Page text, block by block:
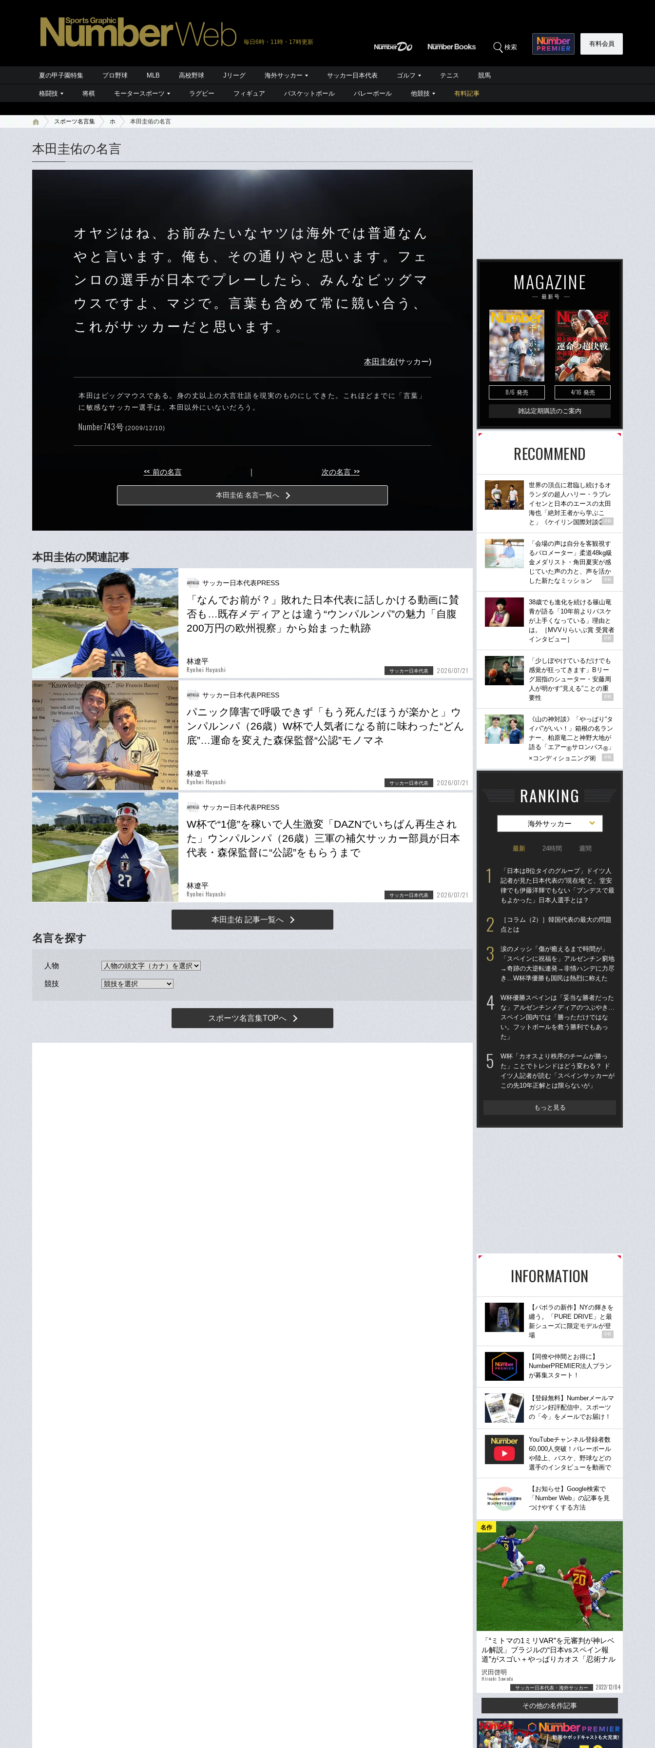
毎日6時・11時・17時更新
検索 有料会員
夏の甲子園特集 プロ野球 MLB 高校野球 Jリーグ 海外サッカー サッカー日本代表 ゴルフ テニス 競馬
格闘技 将棋 モータースポーツ ラグビー フィギュア バスケットボール バレーボール 他競技 有料記事
スポーツ名言集 ホ 本田圭佑の名言
本田圭佑の名言
オヤジはね、お前みたいなヤツは海外では普通なん
やと言います。俺も、その通りやと思います。フェ
ンロの選手が日本でプレーしたら、みんなビッグマ
ウスですよ、マジで。言葉も含めて常に競い合う、
これがサッカーだと思います。
本田圭佑(サッカー)
本田はビッグマウスである。身の丈以上の大言壮語を現実のものにしてきた。これほどまでに「言葉」
に敏感なサッカー選手は、本田以外にいないだろう。
Number743号 (2009/12/10)
<< 前の名言 次の名言>>
本田圭佑 名言一覧へ
本田圭佑の関連記事
サッカー日本代表PRESS
「なんでお前が？」敗れた日本代表に話しかける動画に賛
否も…既存メディアとは違う“ウンパルンパ”の魅力「自腹
200万円の欧州視察」から始まった軌跡
林遼平
Ryohei Hayashi サッカー日本代表 2026/07/21
サッカー日本代表PRESS
パニック障害で呼吸できず「もう死んだほうが楽かと」ウ
ンパルンパ（26歳）W杯で人気者になる前に味わった“どん
底”…運命を変えた森保監督“公認”モノマネ
林遼平
Ryohei Hayashi サッカー日本代表 2026/07/21
サッカー日本代表PRESS
W杯で“1億”を稼いで人生激変「DAZNでいちばん再生され
た」ウンパルンパ（26歳）三軍の補欠サッカー部員が日本
代表・森保監督に“公認”をもらうまで
林遼平
Ryohei Hayashi サッカー日本代表 2026/07/21
本田圭佑 記事一覧へ
名言を探す
人物
競技
スポーツ名言集TOPへ
MAGAZINE
最新号
8/6 発売 4/16 発売
雑誌定期購読のご案内
RECOMMEND
世界の頂点に君臨し続けるオ
ランダの超人ハリー・ラブレ
イセンと日本のエースの太田
海也「絶対王者から学ぶこ
と」《ケイリン国際対談②》
PR
「会場の声は自分を客観視す
るバロメーター」柔道48kg級
金メダリスト・角田夏実が感
じていた声の力と、声を活か
した新たなミッション
PR
38歳でも進化を続ける篠山竜
青が語る「10年前よりバスケ
が上手くなっている」理由と
は。［MVVりらいぶ賞 受賞者
インタビュー］
PR
「少しぼやけているだけでも
感覚が狂ってきます」Bリー
グ屈指のシューター・安藤周
人が明かす“見える”ことの重
要性
PR
《山の神対談》「やっぱり“タ
イパ”がいい！」箱根の名ラン
ナー、柏原竜二と神野大地が
語る「エアー®サロンパス® 」
×コンディショニング術
PR
RANKING
海外サッカー
最新 24時間 週間
「日本は8位タイのグループ」ドイツ人
記者が見た日本代表の“現在地”と、堂安
律でも伊藤洋輝でもない「ブンデスで最
もよかった」日本人選手とは？
［コラム（2）］韓国代表の最大の問題
点とは
涙のメッシ「傷が癒えるまで時間が」
「スペインに祝福を」アルゼンチン窮地
→奇跡の大逆転連発→非情ハンデに力尽
き…W杯準優勝も国民は熱烈に称えた
W杯優勝スペインは「妥当な勝者だった
な」アルゼンチンメディアのつぶやき…
スペイン国内では「勝っただけではな
い。フットボールを救う勝利でもあっ
た」
W杯「カオスより秩序のチームが勝っ
た」ことでトレンドはどう変わる？ ド
イツ人記者が読む「スペインサッカーが
この先10年正解とは限らないが」
もっと見る
INFORMATION
【バボラの新作】NYの輝きを
纏う。「PURE DRIVE」と最
新シューズに限定モデルが登
場
PR
【同僚や仲間とお得に】
NumberPREMIER法人プラン
が募集スタート！
【登録無料】Numberメールマ
ガジン好評配信中。スポーツ
の「今」をメールでお届け！
YouTubeチャンネル登録者数
60,000人突破！バレーボール
や陸上、バスケ、野球などの
選手のインタビューを動画で
【お知らせ】Google検索で
「Number Web」の記事を見
つけやすくする方法
名作
「“ミトマの1ミリVAR”を元審判が神レベ
ル解説」ブラジルの“日本vsスペイン報
道”がスゴい＋やっぱりカオス「忍術ナル
ト魂だ！」
沢田啓明
Hiroaki Sawada
サッカー日本代表・海外サッカー 2022/12/04
その他の名作記事